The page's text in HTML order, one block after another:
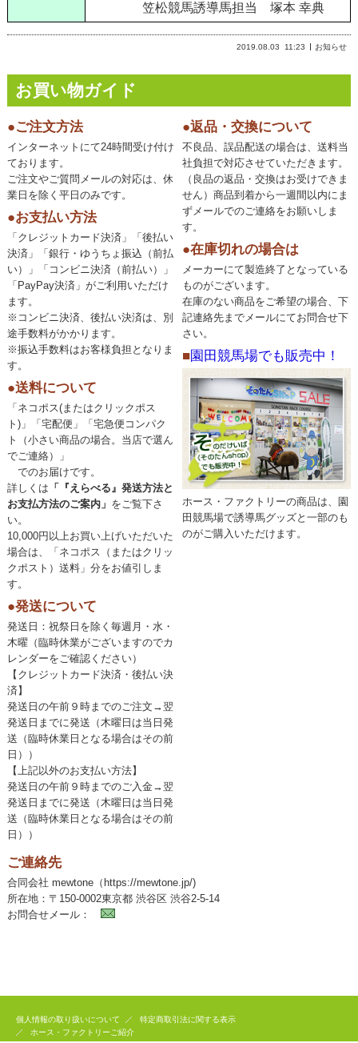
笠松競馬誘導馬担当 塚本 幸典
2019.08.03 11:23 お知らせ
お買い物ガイド
●ご注文方法
インターネットにて24時間受け付け
ております。
ご注文やご質問メールの対応は、休
業日を除く平日のみです。
●お支払い方法
「クレジットカード決済」「後払い
決済」「銀行・ゆうちょ振込（前払
い）」「コンビニ決済（前払い）」
「PayPay決済」がご利用いただけ
ます。
※コンビニ決済、後払い決済は、別
途手数料がかかります。
※振込手数料はお客様負担となりま
す。
●送料について
「ネコポス(またはクリックポス
ト)」「宅配便」「宅急便コンパク
ト（小さい商品の場合。当店で選ん
でご連絡）」
でのお届けです。
詳しくは 「『えらべる』発送方法と
お支払方法のご案内」 をご覧下さ
い。
10,000円以上お買い上げいただいた
場合は、「ネコポス（またはクリッ
クポスト）送料」分をお値引しま
す。
●発送について
発送日：祝祭日を除く毎週月・水・
木曜（臨時休業がございますのでカ
レンダーをご確認ください）
【クレジットカード決済・後払い決
済】
発送日の午前９時までのご注文→翌
発送日までに発送（木曜日は当日発
送（臨時休業日となる場合はその前
日））
【上記以外のお支払い方法】
発送日の午前９時までのご入金→翌
発送日までに発送（木曜日は当日発
送（臨時休業日となる場合はその前
日））
●返品・交換について
不良品、誤品配送の場合は、送料当
社負担で対応させていただきます。
（良品の返品・交換はお受けできま
せん）商品到着から一週間以内にま
ずメールでのご連絡をお願いしま
す。
●在庫切れの場合は
メーカーにて製造終了となっている
ものがございます。
在庫のない商品をご希望の場合、下
記連絡先までメールにてお問合せ下
さい。
■園田競馬場でも販売中！
ホース・ファクトリーの商品は、園
田競馬場で誘導馬グッズと一部のも
のがご購入いただけます。
ご連絡先
合同会社 mewtone（https://mewtone.jp/)
所在地：〒150-0002東京都 渋谷区 渋谷2-5-14
お問合せメール：
個人情報の取り扱いについて
特定商取引法に関する表示
ホース・ファクトリーご紹介